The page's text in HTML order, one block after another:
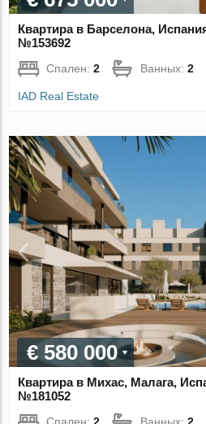
Квартира в Барселона,
№153692
Спален:2 Ванных:2
IAD Real Estate
€ 580 000
Квартира в Михас, Малага,
№181052
Спален:2 Ванных:2